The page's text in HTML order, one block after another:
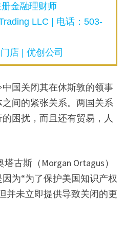
金融理财师
LLC | 电话：503-
店 | 优创公司
国关闭其在休斯敦的领事
间的紧张关系。两国关系
困扰，而且还有贸易，人
古斯（Morgan Ortagus）
为“为了保护美国知识产权
并未立即提供导致关闭的更